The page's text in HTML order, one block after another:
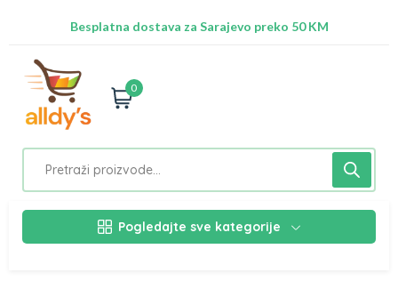
Besplatna dostava za Sarajevo preko 50 KM
0
Pogledajte sve kategorije